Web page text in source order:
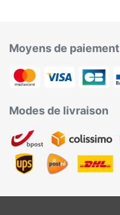
Moyens de paiement
Modes de livraison